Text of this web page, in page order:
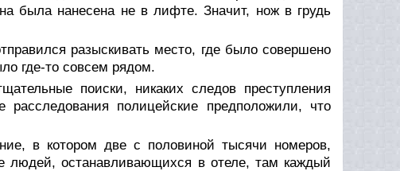
была нанесена не в лифте. Значит, нож в грудь
разыскивать место, где было совершено
где-то совсем рядом.
поиски, никаких следов преступления
полицейские предположили, что
в котором две с половиной тысячи номеров,
людей, останавливающихся в отеле, там каждый